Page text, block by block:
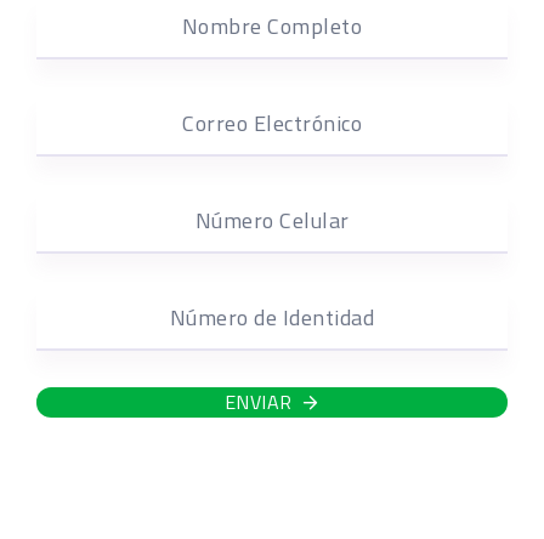
Nombre Completo
Correo Electrónico
Número Celular
Número de Identidad
ENVIAR